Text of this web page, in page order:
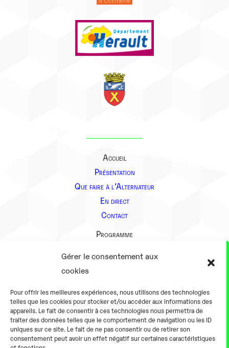
Gérer le consentement aux
cookies
Pour offrir les meilleures expériences, nous utilisons des technologies
telles que les cookies pour stocker et/ou accéder aux informations des
appareils. Le fait de consentir à ces technologies nous permettra de
traiter des données telles que le comportement de navigation ou les ID
uniques sur ce site. Le fait de ne pas consentir ou de retirer son
consentement peut avoir un effet négatif sur certaines caractéristiques
Accueil
Présentation
Que faire à l’Alternateur
En direct
Contact
Programme
Présentation
En pratique
Tarifs et horaires
Salles
Équipements numériques